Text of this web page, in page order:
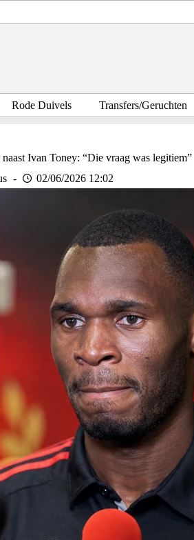
Rode Duivels Transfers/Geruchten
Ivan Toney: “Die vraag was legitiem”
02/06/2026 12:02